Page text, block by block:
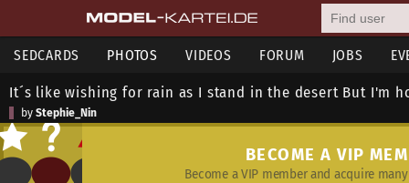
SEDCARDS PHOTOS VIDEOS FORUM JOBS
It´s like wishing for rain as I stand in the desert But I'm
by Stephie_Nin
BECOME A VIP
Become a VIP member and acquire